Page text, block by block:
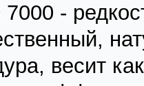
7000 -
весит